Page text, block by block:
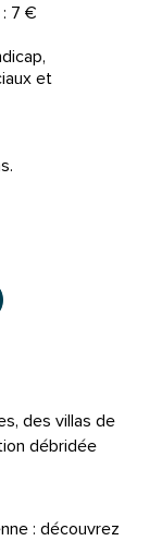
7 €
et
des villas de
débridée
: découvrez